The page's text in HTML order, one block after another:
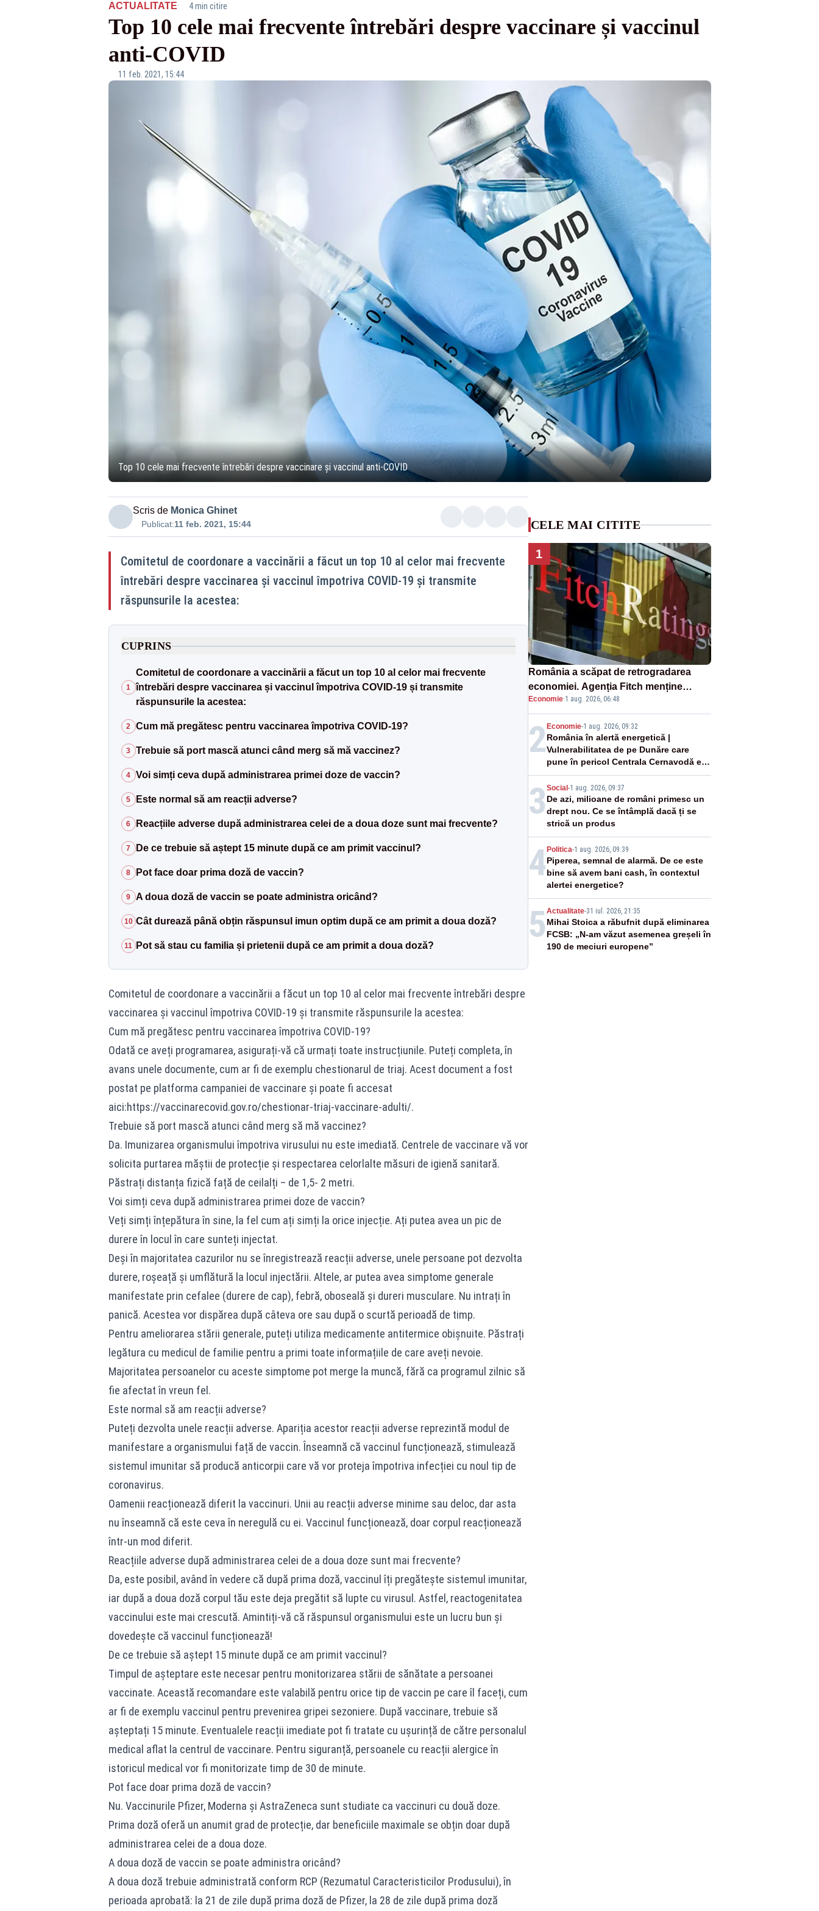
ACTUALITATE· 4 min citire
Top 10 cele mai frecvente întrebări despre vaccinare și vaccinul
anti-COVID
11 feb. 2021, 15:44
Top 10 cele mai frecvente întrebări despre vaccinare și vaccinul anti-COVID
Scris de Monica Ghinet
Publicat:11 feb. 2021, 15:44
Comitetul de coordonare a vaccinării a făcut un top 10 al celor mai frecvente
întrebări despre vaccinarea și vaccinul împotriva COVID-19 și transmite
răspunsurile la acestea:
CUPRINS
1
Comitetul de coordonare a vaccinării a făcut un top 10 al celor mai frecvente
întrebări despre vaccinarea și vaccinul împotriva COVID-19 și transmite
răspunsurile la acestea:
2 Cum mă pregătesc pentru vaccinarea împotriva COVID-19?
3 Trebuie să port mască atunci când merg să mă vaccinez?
4 Voi simți ceva după administrarea primei doze de vaccin?
5 Este normal să am reacții adverse?
6 Reacțiile adverse după administrarea celei de a doua doze sunt mai frecvente?
7 De ce trebuie să aștept 15 minute după ce am primit vaccinul?
8 Pot face doar prima doză de vaccin?
9 A doua doză de vaccin se poate administra oricând?
10 Cât durează până obțin răspunsul imun optim după ce am primit a doua doză?
11 Pot să stau cu familia și prietenii după ce am primit a doua doză?
Comitetul de coordonare a vaccinării a făcut un top 10 al celor mai frecvente întrebări despre
vaccinarea și vaccinul împotriva COVID-19 și transmite răspunsurile la acestea:
Cum mă pregătesc pentru vaccinarea împotriva COVID-19?
Odată ce aveți programarea, asigurați-vă că urmați toate instrucțiunile. Puteți completa, în
avans unele documente, cum ar fi de exemplu chestionarul de triaj. Acest document a fost
postat pe platforma campaniei de vaccinare și poate fi accesat
aici:https://vaccinarecovid.gov.ro/chestionar-triaj-vaccinare-adulti/.
Trebuie să port mască atunci când merg să mă vaccinez?
Da. Imunizarea organismului împotriva virusului nu este imediată. Centrele de vaccinare vă vor
solicita purtarea măștii de protecție și respectarea celorlalte măsuri de igienă sanitară.
Păstrați distanța fizică față de ceilalți – de 1,5- 2 metri.
Voi simți ceva după administrarea primei doze de vaccin?
Veți simți înțepătura în sine, la fel cum ați simți la orice injecție. Ați putea avea un pic de
durere în locul în care sunteți injectat.
Deși în majoritatea cazurilor nu se înregistrează reacții adverse, unele persoane pot dezvolta
durere, roșeață și umflătură la locul injectării. Altele, ar putea avea simptome generale
manifestate prin cefalee (durere de cap), febră, oboseală și dureri musculare. Nu intrați în
panică. Acestea vor dispărea după câteva ore sau după o scurtă perioadă de timp.
Pentru ameliorarea stării generale, puteți utiliza medicamente antitermice obișnuite. Păstrați
legătura cu medicul de familie pentru a primi toate informațiile de care aveți nevoie.
Majoritatea persoanelor cu aceste simptome pot merge la muncă, fără ca programul zilnic să
fie afectat în vreun fel.
Este normal să am reacții adverse?
Puteți dezvolta unele reacții adverse. Apariția acestor reacții adverse reprezintă modul de
manifestare a organismului față de vaccin. Înseamnă că vaccinul funcționează, stimulează
sistemul imunitar să producă anticorpii care vă vor proteja împotriva infecției cu noul tip de
coronavirus.
Oamenii reacționează diferit la vaccinuri. Unii au reacții adverse minime sau deloc, dar asta
nu înseamnă că este ceva în neregulă cu ei. Vaccinul funcționează, doar corpul reacționează
într-un mod diferit.
Reacțiile adverse după administrarea celei de a doua doze sunt mai frecvente?
Da, este posibil, având în vedere că după prima doză, vaccinul îți pregătește sistemul imunitar,
iar după a doua doză corpul tău este deja pregătit să lupte cu virusul. Astfel, reactogenitatea
vaccinului este mai crescută. Amintiți-vă că răspunsul organismului este un lucru bun și
dovedește că vaccinul funcționează!
De ce trebuie să aștept 15 minute după ce am primit vaccinul?
Timpul de așteptare este necesar pentru monitorizarea stării de sănătate a persoanei
vaccinate. Această recomandare este valabilă pentru orice tip de vaccin pe care îl faceți, cum
ar fi de exemplu vaccinul pentru prevenirea gripei sezoniere. După vaccinare, trebuie să
așteptați 15 minute. Eventualele reacții imediate pot fi tratate cu ușurință de către personalul
medical aflat la centrul de vaccinare. Pentru siguranță, persoanele cu reacții alergice în
istoricul medical vor fi monitorizate timp de 30 de minute.
Pot face doar prima doză de vaccin?
Nu. Vaccinurile Pfizer, Moderna și AstraZeneca sunt studiate ca vaccinuri cu două doze.
Prima doză oferă un anumit grad de protecție, dar beneficiile maximale se obțin doar după
administrarea celei de a doua doze.
A doua doză de vaccin se poate administra oricând?
A doua doză trebuie administrată conform RCP (Rezumatul Caracteristicilor Produsului), în
perioada aprobată: la 21 de zile după prima doză de Pfizer, la 28 de zile după prima doză
CELE MAI CITITE
1
România a scăpat de retrogradarea
economiei. Agenția Fitch menține
ratingul „BBB-” cu perspectivă
negativă
Economie·1 aug. 2026, 06:48
2 Economie-1 aug. 2026, 09:32
România în alertă energetică |
Vulnerabilitatea de pe Dunăre care
pune în pericol Centrala Cernavodă era
cunoscută de pe vremea lui Ceaușescu
3 Social -1 aug. 2026, 09:37
De azi, milioane de români primesc un
drept nou. Ce se întâmplă dacă ți se
strică un produs
4 Politica-1 aug. 2026, 09:39
Piperea, semnal de alarmă. De ce este
bine să avem bani cash, în contextul
alertei energetice?
5 Actualitate-31 iul. 2026, 21:35
Mihai Stoica a răbufnit după eliminarea
FCSB: „N-am văzut asemenea greșeli în
190 de meciuri europene”